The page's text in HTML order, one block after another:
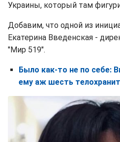
Украины, который там
Добавим, что одной из
Екатерина Введенская -
"Мир 519".
Было как-то не по себе:
ему аж шесть